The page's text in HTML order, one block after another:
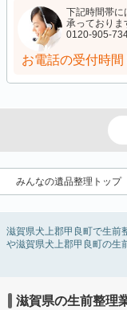
下記時間帯に
承っておりま
0120-905-734
お電話の受付時間
みんなの遺品整理トップ
滋賀県犬上郡甲良町で生前
や滋賀県犬上郡甲良町の生
設入居に伴う不用品の処
などのオプションサービス
滋賀県の生前整理